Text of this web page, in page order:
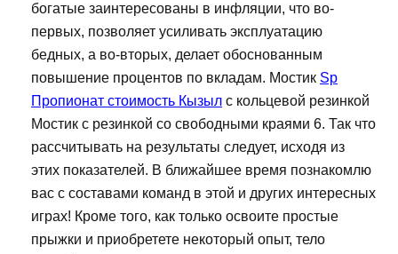
богатые заинтересованы в инфляции, что во-
первых, позволяет усиливать эксплуатацию
бедных, а во-вторых, делает обоснованным
повышение процентов по вкладам. Мостик Sp
Пропионат стоимость Кызыл с кольцевой резинкой
Мостик с резинкой со свободными краями 6. Так что
рассчитывать на результаты следует, исходя из
этих показателей. В ближайшее время познакомлю
вас с составами команд в этой и других интересных
играх! Кроме того, как только освоите простые
прыжки и приобретете некоторый опыт, тело